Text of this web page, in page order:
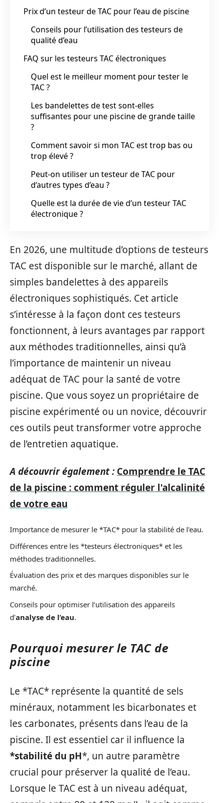
Prix d’un testeur de TAC pour l’eau de piscine
Conseils pour l’utilisation des testeurs de
qualité d’eau
FAQ sur les testeurs TAC électroniques
Quel est le meilleur moment pour tester le
TAC ?
Les bandelettes de test sont-elles
suffisantes pour une piscine de grande taille
?
Comment savoir si mon TAC est trop bas ou
trop élevé ?
Peut-on utiliser un testeur de TAC pour
d’autres types d’eau ?
Quelle est la durée de vie d’un testeur TAC
électronique ?
En 2026, une multitude d’options de testeurs
TAC est disponible sur le marché, allant de
simples bandelettes à des appareils
électroniques sophistiqués. Cet article
s’intéresse à la façon dont ces testeurs
fonctionnent, à leurs avantages par rapport
aux méthodes traditionnelles, ainsi qu’à
l’importance de maintenir un niveau
adéquat de TAC pour la santé de votre
piscine. Que vous soyez un propriétaire de
piscine expérimenté ou un novice, découvrir
ces outils peut transformer votre approche
de l’entretien aquatique.
A découvrir également : Comprendre le TAC
de la piscine : comment réguler l'alcalinité
de votre eau
Importance de mesurer le *TAC* pour la stabilité de l’eau.
Différences entre les *testeurs électroniques* et les
méthodes traditionnelles.
Évaluation des prix et des marques disponibles sur le
marché.
Conseils pour optimiser l’utilisation des appareils
d’analyse de l’eau.
Pourquoi mesurer le TAC de
piscine
Le *TAC* représente la quantité de sels
minéraux, notamment les bicarbonates et
les carbonates, présents dans l’eau de la
piscine. Il est essentiel car il influence la
*stabilité du pH*, un autre paramètre
crucial pour préserver la qualité de l’eau.
Lorsque le TAC est à un niveau adéquat,